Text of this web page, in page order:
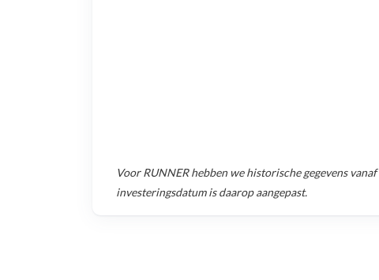
VoorRUNNERhebben we historische gegevens vanaf
investeringsdatum is daarop aangepast.